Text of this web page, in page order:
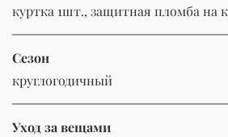
куртка 1шт., защитная пломба на
Сезон
круглогодичный
Уход за вещами